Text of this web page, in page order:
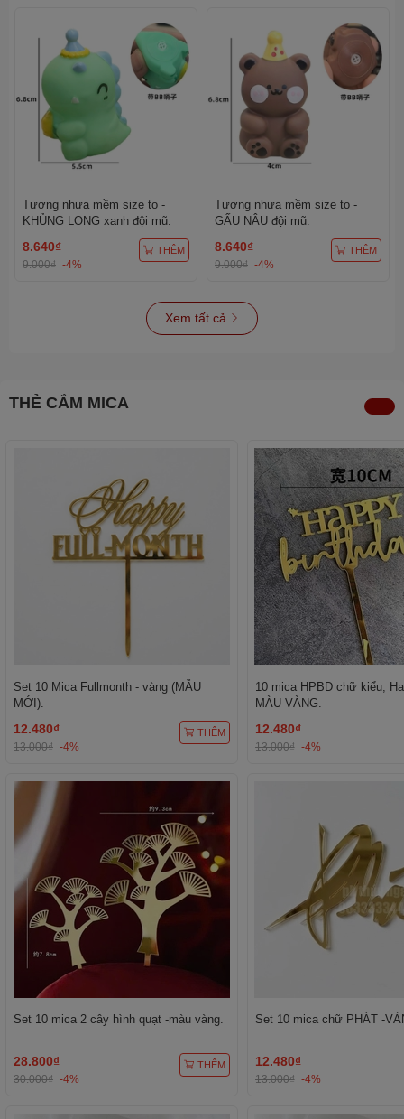
Tượng nhựa mềm size to -
KHỦNG LONG xanh đội mũ.
8.640₫
9.000₫ -4%
THÊM
Tượng nhựa mềm size to -
GẤU NÂU đội mũ.
8.640₫
9.000₫ -4%
THÊM
Xem tất cả
THẺ CẮM MICA
Set 10 Mica Fullmonth - vàng (MẪU
MỚI).
12.480₫
13.000₫ -4%
THÊM
10 mica HPBD chữ kiểu,
MÀU VÀNG.
12.480₫
13.000₫ -4%
Set 10 mica 2 cây hình quạt -màu vàng.
28.800₫
30.000₫ -4%
THÊM
Set 10 mica chữ PHÁT -
12.480₫
13.000₫ -4%